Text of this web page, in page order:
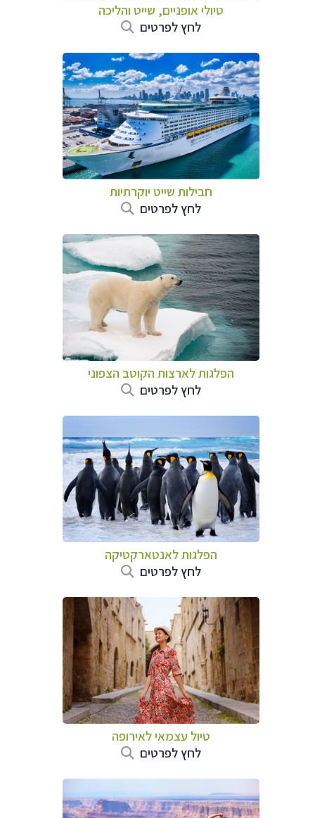
טיולי אופניים, שייט והליכה
לחץ לפרטים
חבילות שייט יוקרתיות
לחץ לפרטים
הפלגות לארצות הקוטב הצפוני
לחץ לפרטים
הפלגות לאנטארקטיקה
לחץ לפרטים
טיול עצמאי לאירופה
לחץ לפרטים